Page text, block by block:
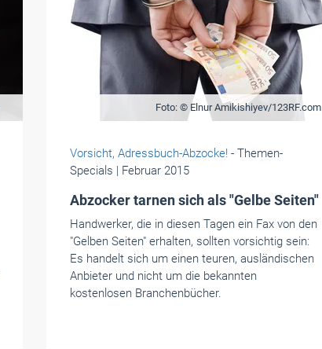
Foto: © Elnur Amikishiyev/123RF.com
Vorsicht, Adressbuch-Abzocke! - Themen-
Specials | Februar 2015
Abzocker tarnen sich als "Gelbe Seiten"
Handwerker, die in diesen Tagen ein Fax von den
"Gelben Seiten" erhalten, sollten vorsichtig sein:
Es handelt sich um einen teuren, ausländischen
Anbieter und nicht um die bekannten
kostenlosen Branchenbücher.